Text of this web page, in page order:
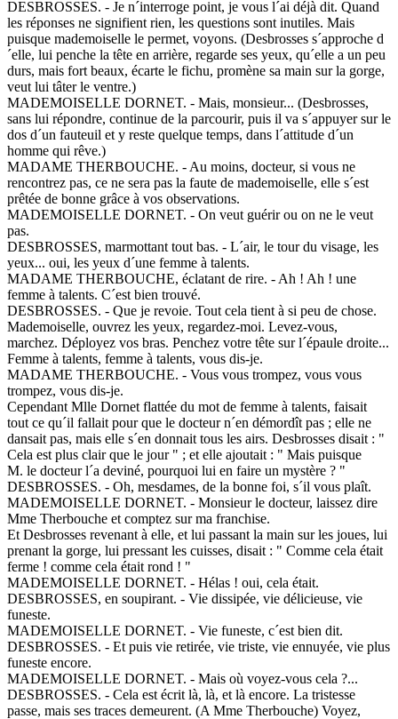
DESBROSSES. - Je n´interroge point, je vous l´ai déjà dit. Quand
les réponses ne signifient rien, les questions sont inutiles. Mais
puisque mademoiselle le permet, voyons. (Desbrosses s´approche d
´elle, lui penche la tête en arrière, regarde ses yeux, qu´elle a un peu
durs, mais fort beaux, écarte le fichu, promène sa main sur la gorge,
veut lui tâter le ventre.)
MADEMOISELLE DORNET. - Mais, monsieur... (Desbrosses,
sans lui répondre, continue de la parcourir, puis il va s´appuyer sur le
dos d´un fauteuil et y reste quelque temps, dans l´attitude d´un
homme qui rêve.)
MADAME THERBOUCHE. - Au moins, docteur, si vous ne
rencontrez pas, ce ne sera pas la faute de mademoiselle, elle s´est
prêtée de bonne grâce à vos observations.
MADEMOISELLE DORNET. - On veut guérir ou on ne le veut
pas.
DESBROSSES, marmottant tout bas. - L´air, le tour du visage, les
yeux... oui, les yeux d´une femme à talents.
MADAME THERBOUCHE, éclatant de rire. - Ah ! Ah ! une
femme à talents. C´est bien trouvé.
DESBROSSES. - Que je revoie. Tout cela tient à si peu de chose.
Mademoiselle, ouvrez les yeux, regardez-moi. Levez-vous,
marchez. Déployez vos bras. Penchez votre tête sur l´épaule droite...
Femme à talents, femme à talents, vous dis-je.
MADAME THERBOUCHE. - Vous vous trompez, vous vous
trompez, vous dis-je.
Cependant Mlle Dornet flattée du mot de femme à talents, faisait
tout ce qu´il fallait pour que le docteur n´en démordît pas ; elle ne
dansait pas, mais elle s´en donnait tous les airs. Desbrosses disait : "
Cela est plus clair que le jour " ; et elle ajoutait : " Mais puisque
M. le docteur l´a deviné, pourquoi lui en faire un mystère ? "
DESBROSSES. - Oh, mesdames, de la bonne foi, s´il vous plaît.
MADEMOISELLE DORNET. - Monsieur le docteur, laissez dire
Mme Therbouche et comptez sur ma franchise.
Et Desbrosses revenant à elle, et lui passant la main sur les joues, lui
prenant la gorge, lui pressant les cuisses, disait : " Comme cela était
ferme ! comme cela était rond ! "
MADEMOISELLE DORNET. - Hélas ! oui, cela était.
DESBROSSES, en soupirant. - Vie dissipée, vie délicieuse, vie
funeste.
MADEMOISELLE DORNET. - Vie funeste, c´est bien dit.
DESBROSSES. - Et puis vie retirée, vie triste, vie ennuyée, vie plus
funeste encore.
MADEMOISELLE DORNET. - Mais où voyez-vous cela ?...
DESBROSSES. - Cela est écrit là, là, et là encore. La tristesse
passe, mais ses traces demeurent. (A Mme Therbouche) Voyez,